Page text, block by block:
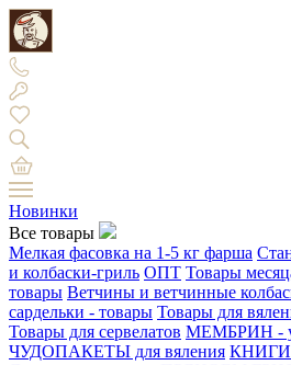
Новинки
Все товары
Мелкая фасовка на 1-5 кг фарша
и колбаски-гриль ОПТ Товары
товары Ветчины и ветчинные
сардельки - товары Товары для
Товары для сервелатов МЕМБРИН -
ЧУДОПАКЕТЫ для вяления КНИГИ